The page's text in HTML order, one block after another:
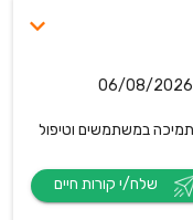
06/08/2026
תמיכה במשתמשים וטיפול